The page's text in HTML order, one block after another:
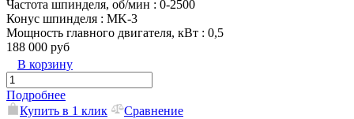
Частота шпинделя, об/мин : 0-2500
Конус шпинделя : MK-3
Мощность главного двигателя, кВт : 0,5
188 000 руб
В корзину
Подробнее
Купить в 1 клик
Сравнение